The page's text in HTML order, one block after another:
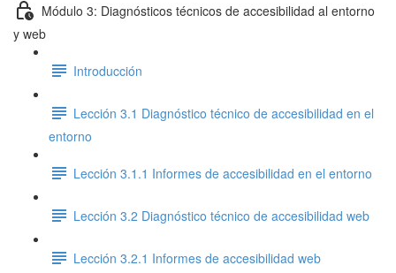
Módulo 3: Diagnósticos técnicos de accesibilidad al entorno
y web
Introducción
Lección 3.1 Diagnóstico técnico de accesibilidad en el
entorno
Lección 3.1.1 Informes de accesibilidad en el entorno
Lección 3.2 Diagnóstico técnico de accesibilidad web
Lección 3.2.1 Informes de accesibilidad web